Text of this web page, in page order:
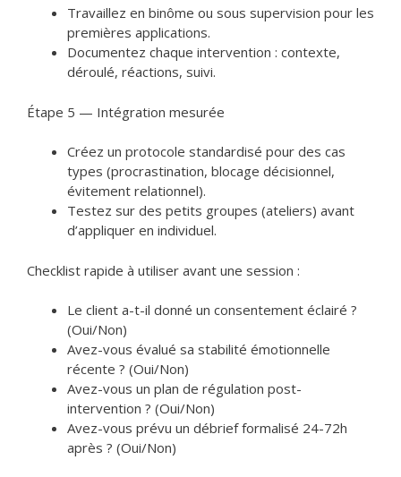
Travaillez en binôme ou sous supervision pour les
premières applications.
Documentez chaque intervention : contexte,
déroulé, réactions, suivi.
Étape 5 — Intégration mesurée
Créez un protocole standardisé pour des cas
types (procrastination, blocage décisionnel,
évitement relationnel).
Testez sur des petits groupes (ateliers) avant
d’appliquer en individuel.
Checklist rapide à utiliser avant une session :
Le client a-t-il donné un consentement éclairé ?
(Oui/Non)
Avez-vous évalué sa stabilité émotionnelle
récente ? (Oui/Non)
Avez-vous un plan de régulation post-
intervention ? (Oui/Non)
Avez-vous prévu un débrief formalisé 24-72h
après ? (Oui/Non)